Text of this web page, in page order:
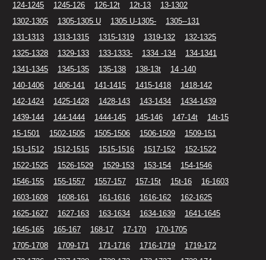
124-1245
1245-126 126-12t 12t-13
13-1302
1302-1305
1305-1305 U 1305 U-1305-
1305--131
131-1313
1313-1315 1315-1319 1319-132
132-1325
1325-1328
1329-133 133-1333- 1334 -134
134-1341
1341-1345
1345-135 135-138 138-13t
14 -140
140-1406
1406-141 141-1415 1415-1418
1418-142
142-1424
1425-1428 1428-143 143-1434
1434-1439
1439-144
144-1444 1444-145 145-146 147-14t
14t-15
15-1501
1502-1505 1505-1506 1506-1509
1509-151
151-1512
1512-1515 1515-1516 1517-152
152-1522
1522-1525
1526-1529 1529-153 153-154
154-1546
1546-155
155-1557 1557-157 157-15t 15t-16
16-1603
1603-1608
1608-161 161-1616 1616-162
162-1625
1625-1627
1627-163 163-1634 1634-1639
1641-1645
1645-165
165-167 168-17 17-170
170-1705
1705-1708
1709-171 171-1716 1716-1719
1719-172